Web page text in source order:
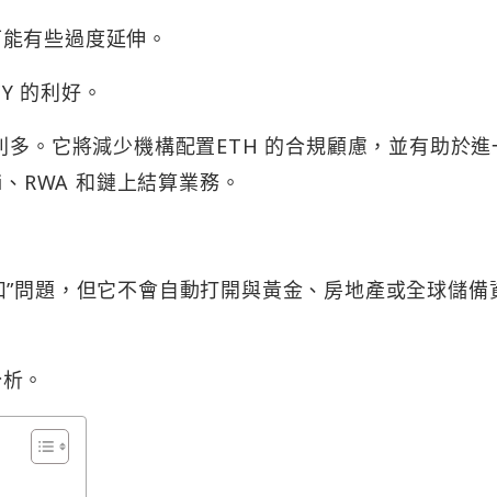
有些過度延伸。
的利好。
。它將減少機構配置ETH 的合規顧慮，並有助於進
RWA 和鏈上結算業務。
問題，但它不會自動打開與黃金、房地產或全球儲備
。